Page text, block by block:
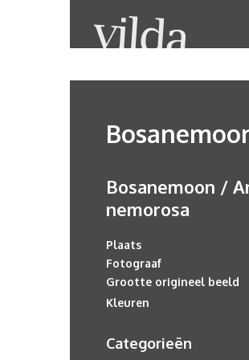
Bosanemoon /
nemorosa
Plaats
Fotograaf
Grootte origineel beeld
Kleuren
Categorieën